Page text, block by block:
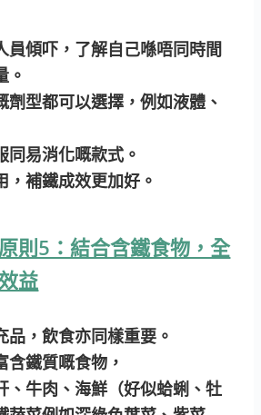
員傾吓，了解自己喺唔同時間
。
劑型都可以選擇，例如液體、
同易消化嘅款式。
，補鐵成效更加好。
則5：結合含鐵食物，全
益
品，飲食亦同樣重要。
含鐵質嘅食物，
、牛肉、海鮮（好似蛤蜊、牡